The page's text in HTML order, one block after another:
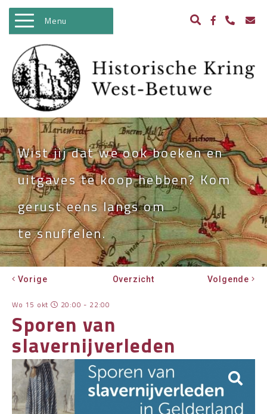
Menu
WELKOM
ACTIVITEITEN
NIEUWS
BIBLIOTHEEK
ARCHEOLOGIE
HISTORIE
BEELDBANK
KASTELEN IN WEST BETUWE
WO II
OVER HKWB
LID WORDEN
CONTACT
Wist jij dat we ook boeken en
uitgaves te koop hebben? Kom
gerust eens langs om
te snuffelen.
Vorige Overzicht Volgende
Wo 15 okt 20:00 - 22:00
Sporen van
slavernijverleden